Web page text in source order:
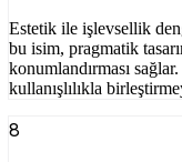
Estetik ile işlevsellik
bu isim, pragmatik
konumlandırması
kullanışlılıkla
8